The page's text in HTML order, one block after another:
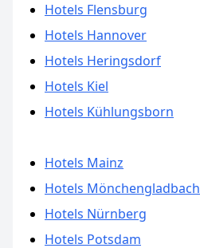
Hotels Flensburg
Hotels Hannover
Hotels Heringsdorf
Hotels Kiel
Hotels Kühlungsborn
Hotels Mainz
Hotels Mönchengladbach
Hotels Nürnberg
Hotels Potsdam